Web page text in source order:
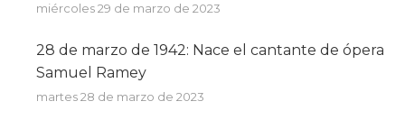
miércoles 29 de marzo de 2023
28 de marzo de 1942: Nace el cantante de ópera
Samuel Ramey
martes 28 de marzo de 2023